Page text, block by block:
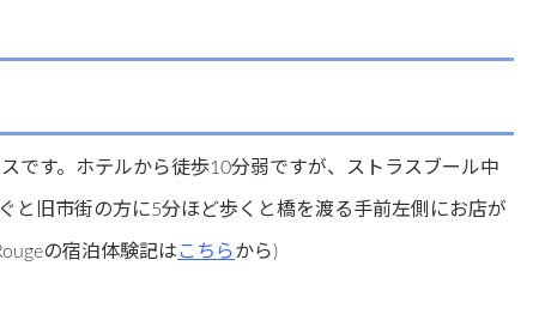
です。ホテルから徒歩10分弱ですが、ストラスブール中
と旧市街の方に5分ほど歩くと橋を渡る手前左側にお店が
の宿泊体験記は こちらから)